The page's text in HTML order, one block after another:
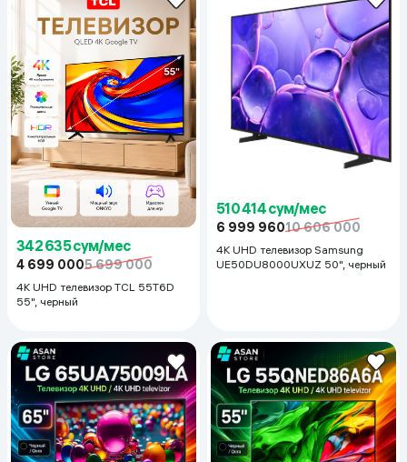
342 635 сум/мес
4 699 0005 699 000
4K UHD телевизор TCL 55T6D
55", черный
510 414 сум/мес
6 999 96010 606 000
4K UHD телевизор Samsung
UE50DU8000UXUZ 50", черный